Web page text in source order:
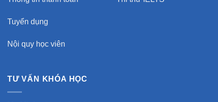
Tuyển dụng
Nội quy học viên
TƯ VẤN KHÓA HỌC